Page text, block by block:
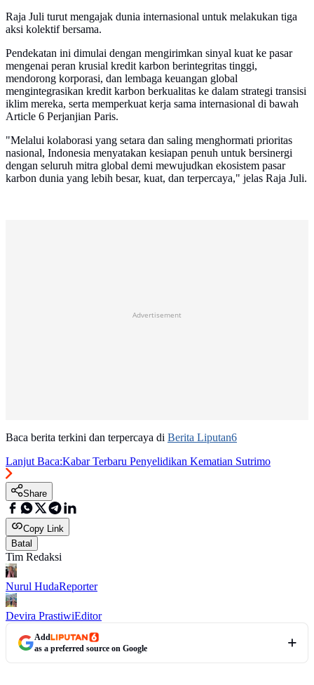
Raja Juli turut mengajak dunia internasional untuk melakukan tiga
aksi kolektif bersama.
Pendekatan ini dimulai dengan mengirimkan sinyal kuat ke pasar
mengenai peran krusial kredit karbon berintegritas tinggi,
mendorong korporasi, dan lembaga keuangan global
mengintegrasikan kredit karbon berkualitas ke dalam strategi transisi
iklim mereka, serta memperkuat kerja sama internasional di bawah
Article 6 Perjanjian Paris.
"Melalui kolaborasi yang setara dan saling menghormati prioritas
nasional, Indonesia menyatakan kesiapan penuh untuk bersinergi
dengan seluruh mitra global demi mewujudkan ekosistem pasar
karbon dunia yang lebih besar, kuat, dan terpercaya," jelas Raja Juli.
Advertisement
Baca berita terkini dan terpercaya di Berita Liputan6
Lanjut Baca:Kabar Terbaru Penyelidikan Kematian Sutrimo
Share
Copy Link
Batal
Tim Redaksi
Nurul HudaReporter
Devira PrastiwiEditor
Add
as a preferred source on Google